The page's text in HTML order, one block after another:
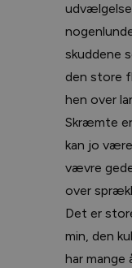
skuddene
den store
hen over
Skræmte
kan jo
vævre
over
Det er
min, den
har mange